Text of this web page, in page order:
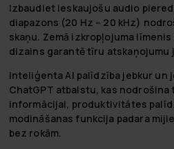
Izbaudiet ieskaujošu audio
diapazons (20 Hz – 20 kHz)
skaņu. Zemā izkropļojuma
dizains garantē tīru atskaņojumu
Inteliģenta AI palīdzība jebkur un
ChatGPT atbalstu, kas
informācijai, produktivitātes
modināšanas funkcija padara
bez rokām.